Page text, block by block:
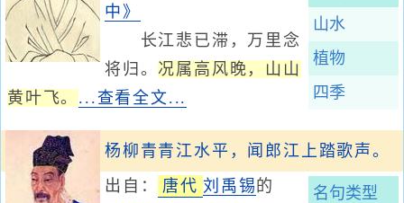
山水
植物
四季
中》
长江悲已滞，万里念
将归。 况属高风晚，山山
黄叶飞。 ...查看全文...
杨柳青青江水平，闻郎江上踏歌声。
名句类型
出自： 唐代 刘禹锡 的